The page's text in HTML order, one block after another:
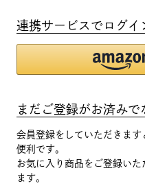
連携サービスでログイ
まだご登録がお済みで
会員登録をしていただきます
便利です。
お気に入り商品をご登録いた
ます。